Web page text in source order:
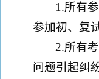
1.所有
参加初、复试
2.所有
问题引起纠